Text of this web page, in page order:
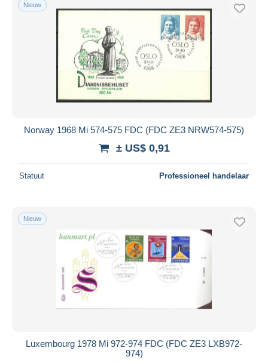
Nieuw
Norway 1968 Mi 574-575 FDC (FDC ZE3 NRW574-575)
± US$ 0,91
Statuut Professioneel handelaar
Nieuw
Luxembourg 1978 Mi 972-974 FDC (FDC ZE3 LXB972-
974)